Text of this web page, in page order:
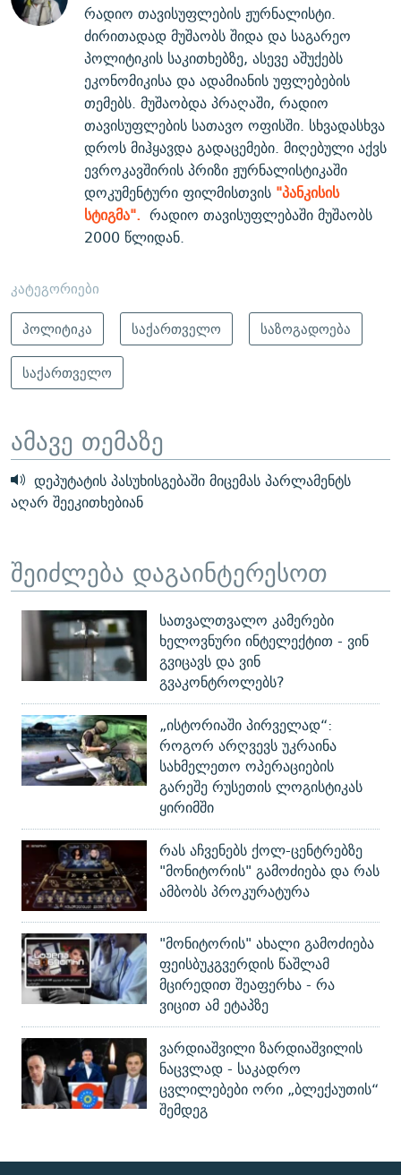
რადიო თავისუფლების ჟურნალისტი.
ძირითადად მუშაობს შიდა და საგარეო
პოლიტიკის საკითხებზე, ასევე აშუქებს
ეკონომიკისა და ადამიანის უფლებების
თემებს. მუშაობდა პრაღაში, რადიო
თავისუფლების სათავო ოფისში. სხვადასხვა
დროს მიჰყავდა გადაცემები. მიღებული აქვს
ევროკავშირის პრიზი ჟურნალისტიკაში
დოკუმენტური ფილმისთვის "პანკისის
სტიგმა". რადიო თავისუფლებაში მუშაობს
2000 წლიდან.
კატეგორიები
პოლიტიკა
საქართველო
საზოგადოება
საქართველო
ამავე თემაზე
დეპუტატის პასუხისგებაში მიცემას პარლამენტს
აღარ შეეკითხებიან
შეიძლება დაგაინტერესოთ
სათვალთვალო კამერები
ხელოვნური ინტელექტით - ვინ
გვიცავს და ვინ
გვაკონტროლებს?
„ისტორიაში პირველად“:
როგორ არღვევს უკრაინა
სახმელეთო ოპერაციების
გარეშე რუსეთის ლოგისტიკას
ყირიმში
რას აჩვენებს ქოლ-ცენტრებზე
"მონიტორის" გამოძიება და რას
ამბობს პროკურატურა
"მონიტორის" ახალი გამოძიება
ფეისბუკგვერდის წაშლამ
მცირედით შეაფერხა - რა
ვიცით ამ ეტაპზე
ვარდიაშვილი ზარდიაშვილის
ნაცვლად - საკადრო
ცვლილებები ორი „ბლექაუთის“
შემდეგ